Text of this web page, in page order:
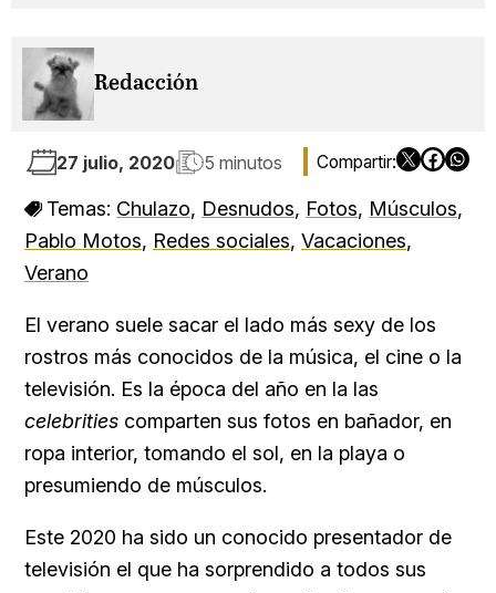
Redacción
27 julio, 2020 5 minutos
Temas: Chulazo, Desnudos, Fotos, Músculos,
Pablo Motos, Redes sociales, Vacaciones,
Verano
El verano suele sacar el lado más sexy de los
rostros más conocidos de la música, el cine o la
televisión. Es la época del año en la las
celebrities comparten sus fotos en bañador, en
ropa interior, tomando el sol, en la playa o
presumiendo de músculos.
Este 2020 ha sido un conocido presentador de
televisión el que ha sorprendido a todos sus